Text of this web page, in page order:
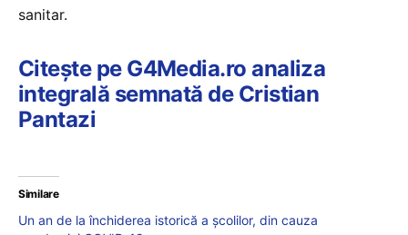
sanitar.
Citește pe G4Media.ro analiza
integrală semnată de Cristian
Pantazi
Similare
Un an de la închiderea istorică a școlilor, din cauza